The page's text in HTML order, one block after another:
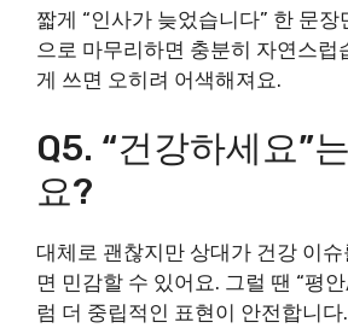
짧게 “인사가 늦었습니다” 한 문
으로 마무리하면 충분히 자연스럽
게 쓰면 오히려 어색해져요.
Q5. “건강하세요”
요?
대체로 괜찮지만 상대가 건강 이
면 민감할 수 있어요. 그럴 땐 “평
럼 더 중립적인 표현이 안전합니다.